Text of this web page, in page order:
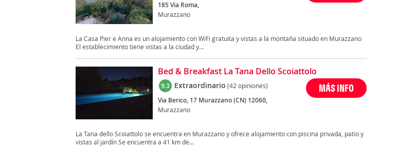
185 Via Roma,
Murazzano
La Casa Pier e Anna es un alojamiento con WiFi gratuita y vistas a la montaña situado en Murazzano
El establecimiento tiene vistas a la ciudad y...
Bed & Breakfast La Tana Dello Scoiattolo
9.3 Extraordinario (42 opiniones)
Via Berico, 17 Murazzano (CN) 12060,
Murazzano
MÁS INFO
La Tana dello Scoiattolo se encuentra en Murazzano y ofrece alojamiento con piscina privada, patio y
vistas al jardín Se encuentra a 41 km de...